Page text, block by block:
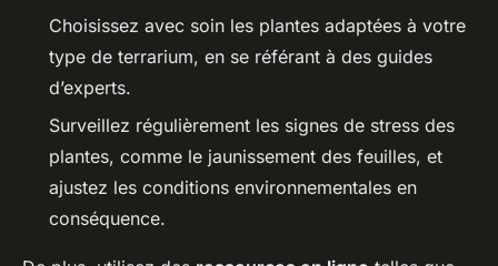
Choisissez avec soin les plantes adaptées à votre
type de terrarium, en se référant à des guides
d’experts.
Surveillez régulièrement les signes de stress des
plantes, comme le jaunissement des feuilles, et
ajustez les conditions environnementales en
conséquence.